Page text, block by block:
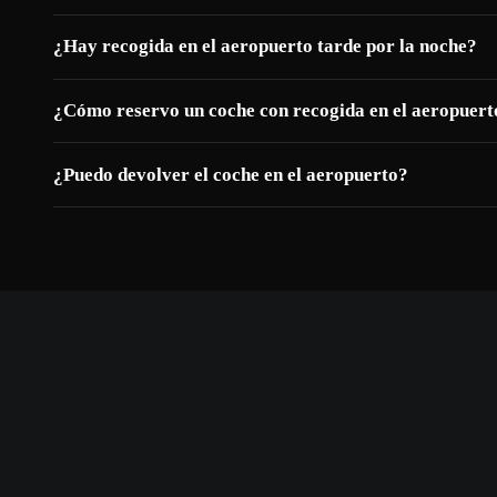
¿Hay recogida en el aeropuerto tarde por la noche?
¿Cómo reservo un coche con recogida en el
¿Puedo devolver el coche en el aeropuerto?